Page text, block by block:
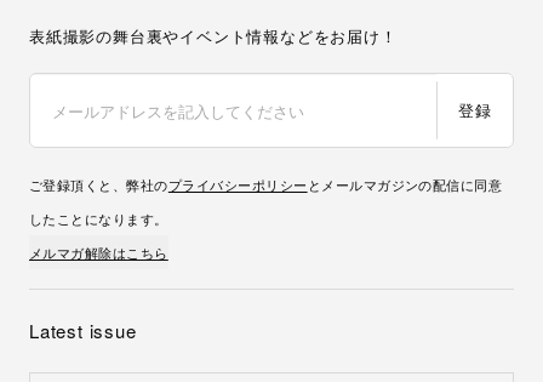
表紙撮影の舞台裏やイベント情報などをお届け！
登録
ご登録頂くと、弊社のプライバシーポリシー とメールマガジンの配信に同意
したことになります。
メルマガ解除はこちら
Latest issue